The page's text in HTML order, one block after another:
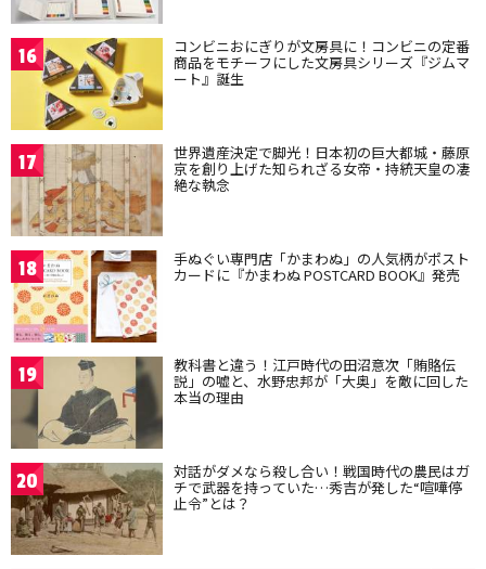
16 コンビニおにぎりが文房具に！コンビニの定番
商品をモチーフにした文房具シリーズ『ジムマ
ート』誕生
17 世界遺産決定で脚光！日本初の巨大都城・藤原
京を創り上げた知られざる女帝・持統天皇の凄
絶な執念
18 手ぬぐい専門店「かまわぬ」の人気柄がポスト
カードに『かまわぬ POSTCARD BOOK』発売
19 教科書と違う！江戸時代の田沼意次「賄賂伝
説」の嘘と、水野忠邦が「大奥」を敵に回した
本当の理由
20 対話がダメなら殺し合い！戦国時代の農民はガ
チで武器を持っていた…秀吉が発した“喧嘩停
止令”とは？